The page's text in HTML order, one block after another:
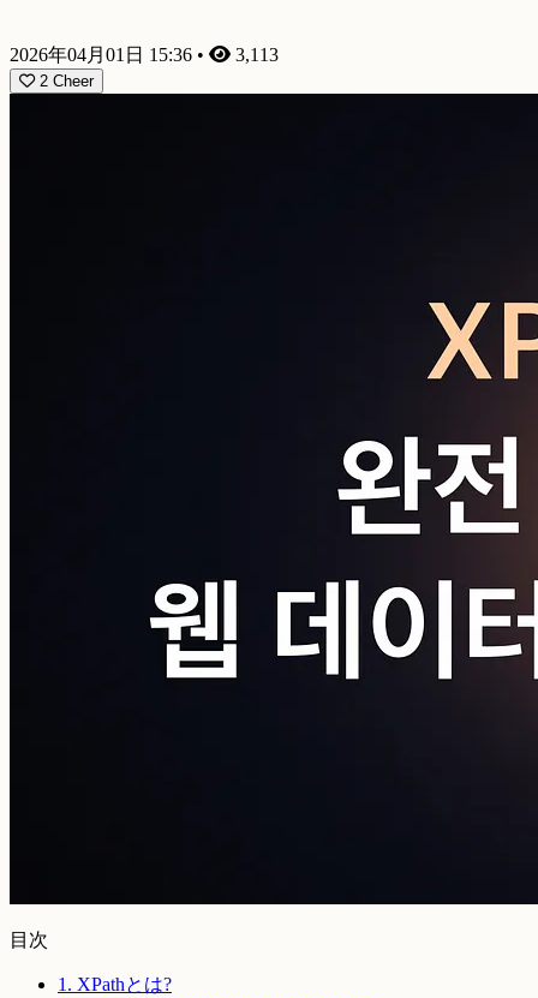
2026年04月01日 15:36 • 3,113
2 Cheer
目次
1. XPathとは?